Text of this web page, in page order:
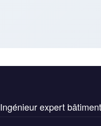
Ingénieur expert bâtiment